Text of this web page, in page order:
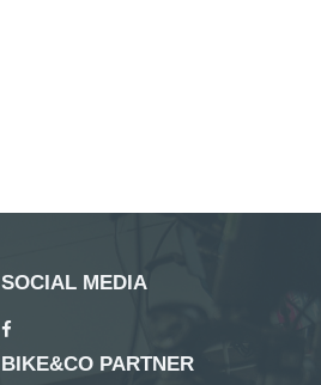
SOCIAL MEDIA
BIKE&CO PARTNER